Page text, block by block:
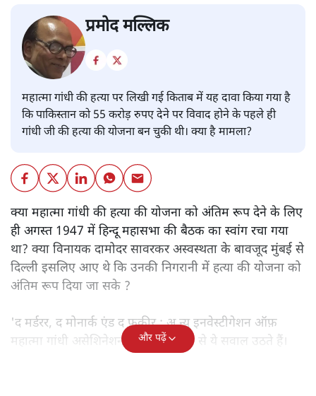
प्रमोद मल्लिक
महात्मा गांधी की हत्या पर लिखी गई किताब में यह दावा किया गया है
कि पाकिस्तान को 55 करोड़ रुपए देने पर विवाद होने के पहले ही
गांधी जी की हत्या की योजना बन चुकी थी। क्या है मामला?
क्या महात्मा गांधी की हत्या की योजना को अंतिम रूप देने के लिए
ही अगस्त 1947 में हिन्दू महासभा की बैठक का स्वांग रचा गया
था? क्या विनायक दामोदर सावरकर अस्वस्थता के बावजूद मुंबई से
दिल्ली इसलिए आए थे कि उनकी निगरानी में हत्या की योजना को
अंतिम रूप दिया जा सके ?
'द मर्डरर, द मोनार्क एंड द फ़कीर : अ न्यू इनवेस्टीगेशन ऑफ़
महात्मा गांधी असेशिनेशन' नामक किताब से ये सवाल उठते हैं।
और पढ़ें